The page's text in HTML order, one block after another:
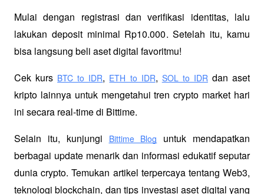
Mulai dengan registrasi dan verifikasi identitas, lalu
lakukan deposit minimal Rp10.000. Setelah itu, kamu
bisa langsung beli aset digital favoritmu!
Cek kurs BTC to IDR, ETH to IDR, SOL to IDR dan aset
kripto lainnya untuk mengetahui tren crypto market hari
ini secara real-time di Bittime.
Selain itu, kunjungi
Bittime Blog
untuk mendapatkan
berbagai update menarik dan informasi edukatif seputar
dunia crypto. Temukan artikel terpercaya tentang Web3,
teknologi blockchain, dan tips investasi aset digital yang